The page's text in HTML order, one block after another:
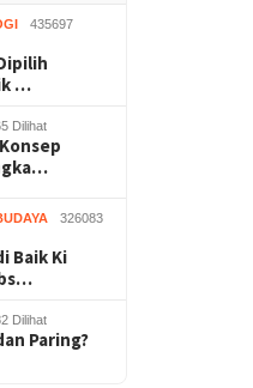
435697
…
Dilihat
326083
Baik Ki
Dilihat
Paring?